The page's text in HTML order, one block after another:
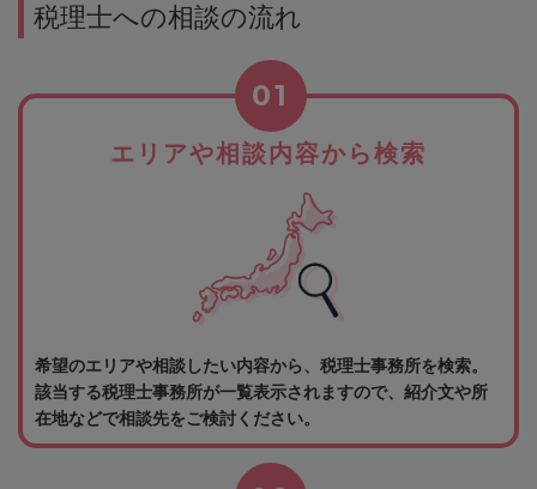
税理士への相談の流れ
エリアや相談内容から検索
01
希望のエリアや相談したい内容から、税理士事務所を検索。
該当する税理士事務所が一覧表示されますので、紹介文や所
在地などで相談先をご検討ください。